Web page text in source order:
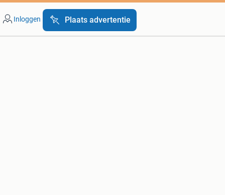
Inloggen Plaats advertentie